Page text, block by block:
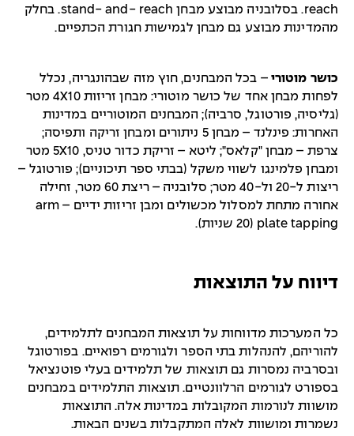
reach. בסלובניה מבוצע מבחן stand- and- reach. בחלק
מהמדינות מבוצע גם מבחן לגמישות חגורת הכתפיים.
כושר מוטורי – בכל המבחנים, חוץ מזה שבהונגריה, נכלל
לפחות מבחן אחד של כושר מוטורי: מבחן זריזות 4X10 מטר
(גליסיה, פורטוגל, סרביה); המבחנים המוטוריים במדינות
האחרות: פינלנד – מבחן 5 ניתורים ומבחן זריקה ותפיסה;
צרפת – מבחן "קלאס"; ליטא – זריקת כדור טניס, 5X10 מטר
ומבחן פלמינגו לשווי משקל (בבתי ספר תיכוניים); פורטוגל –
ריצות ל-20 ול-40 מטר; סלובניה – ריצת 60 מטר, זחילה
אחורה מתחת למסלול מכשולים ומבן זריזות ידיים – arm
plate tapping (20 שניות).
דיווח על התוצאות
כל המערכות מדווחות על תוצאות המבחנים לתלמידים,
להוריהם, להנהלות בתי הספר ולגורמים רפואיים. בפורטוגל
ובסרביה נמסרות גם תוצאות של תלמידים בעלי פוטנציאל
בספורט לגורמים הרלוונטיים. תוצאות התלמידים במבחנים
מושוות לנורמות המקובלות במדינות אלה. התוצאות
נשמרות ומושוות לאלה המתקבלות בשנים הבאות.